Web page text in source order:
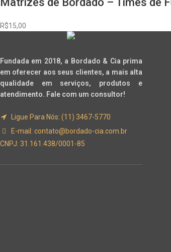
R$15,00
Fundada em 2018, a Bordado & Cia prima
em oferecer aos seus clientes, a mais alta
qualidade em serviços, produtos e
atendimento. Fale com um consultor!
Ligue Para Nós: (11) 3467-5770
E-mail: contato@bordado-cia.com.br
CNPJ: 31.161.438/0001-85